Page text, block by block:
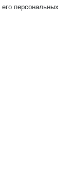
персональных